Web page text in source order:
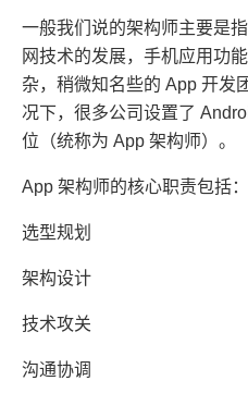
一般我们说的架构师主要是
网技术的发展，手机应用功
杂，稍微知名些的 App 开发
况下，很多公司设置了
位（统称为 App 架构师）。
App 架构师的核心职责包括：
选型规划
架构设计
技术攻关
沟通协调